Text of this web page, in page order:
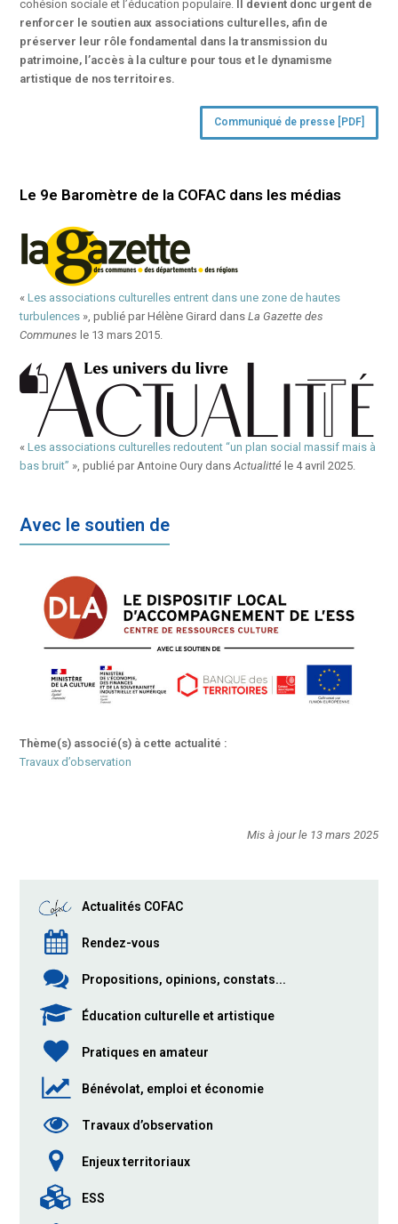
cohésion sociale et l’éducation populaire.
Il devient donc urgent de
renforcer le soutien aux associations culturelles, afin de
préserver leur rôle fondamental dans la transmission du
patrimoine, l’accès à la culture pour tous et le dynamisme
artistique de nos territoires.
Communiqué de presse [PDF]
Le 9e Baromètre de la COFAC dans les médias
«Les associations culturelles entrent dans une zone de hautes
turbulences », publié par Hélène Girard dansLa Gazette des
Communesle 13 mars 2015.
«Les associations culturelles redoutent “un plan social massif mais à
bas bruit” », publié par Antoine Oury dansActualitté le 4 avril 2025.
Avec le soutien de
Thème(s) associé(s) à cette actualité :
Travaux d’observation
Mis à jour le 13 mars 2025
Actualités COFAC
Rendez-vous
Propositions, opinions, constats...
Éducation culturelle et artistique
Pratiques en amateur
Bénévolat, emploi et économie
Travaux d’observation
Enjeux territoriaux
ESS